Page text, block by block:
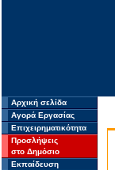
Αρχική σελίδα
Αγορά Εργασίας
Επιχειρηματικότητα
Προσλήψεις
στο Δημόσιο
Εκπαίδευση